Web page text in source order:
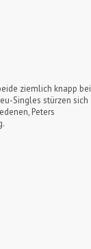
ziemlich knapp bei
Singles stürzen sich
Peters